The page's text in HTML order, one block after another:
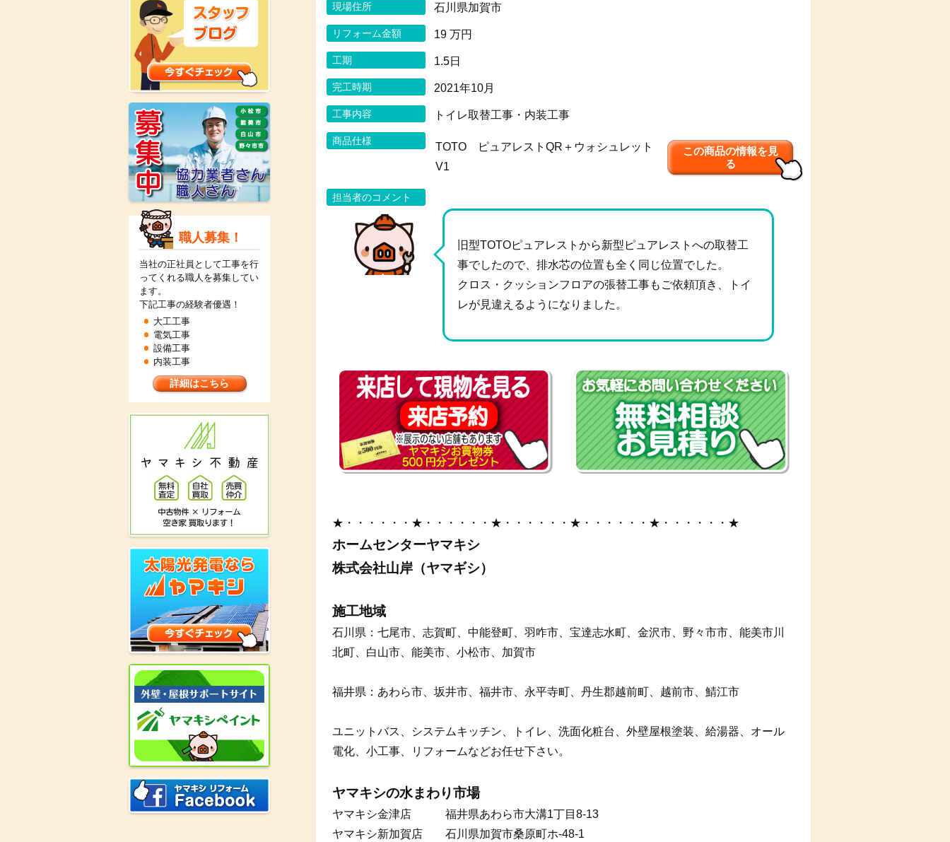
現場住所 石川県加賀市
リフォーム金額 19 万円
工期 1.5日
完工時期 2021年10月
工事内容 トイレ取替工事・内装工事
商品仕様
TOTO ピュアレストQR＋ウォシュレット
V1
この商品の情報を見
る
担当者のコメント
旧型TOTOピュアレストから新型ピュアレストへの取替工
事でしたので、排水芯の位置も全く同じ位置でした。
クロス・クッションフロアの張替工事もご依頼頂き、トイ
レが見違えるようになりました。
★・・・・・・★・・・・・・★・・・・・・★・・・・・・★・・・・・・★
ホームセンターヤマキシ
株式会社山岸（ヤマギシ）
施工地域
石川県：七尾市、志賀町、中能登町、羽咋市、宝達志水町、金沢市、野々市市、能美市川
北町、白山市、能美市、小松市、加賀市
福井県：あわら市、坂井市、福井市、永平寺町、丹生郡越前町、越前市、鯖江市
ユニットバス、システムキッチン、トイレ、洗面化粧台、外壁屋根塗装、給湯器、オール
電化、小工事、リフォームなどお任せ下さい。
ヤマキシの水まわり市場
ヤマキシ金津店 福井県あわら市大溝1丁目8-13
ヤマキシ新加賀店 石川県加賀市桑原町ホ-48-1
朝日店
羽咋店
金沢田上店
職人募集！
当社の正社員として工事を行
ってくれる職人を募集してい
ます。
下記工事の経験者優遇！
大工工事
電気工事
設備工事
内装工事
詳細はこちら